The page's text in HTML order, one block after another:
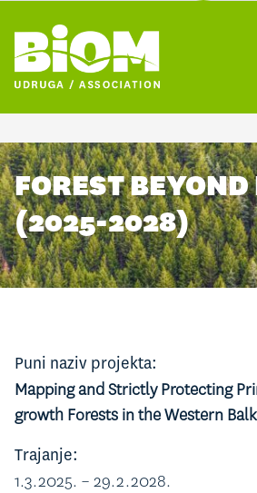
FOREST
(2025-2028)
Puni naziv projekta:
Mapping and Strictly Protecting
growth Forests in the Western
Trajanje:
1.3.2025. – 29.2.2028.